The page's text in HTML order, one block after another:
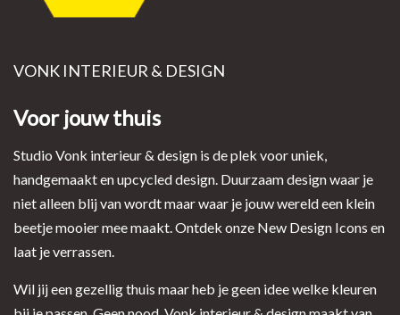
VONK INTERIEUR & DESIGN
Voor jouw thuis
Studio Vonk interieur & design is de plek voor uniek,
handgemaakt en upcycled design. Duurzaam design waar je
niet alleen blij van wordt maar waar je jouw wereld een klein
beetje mooier mee maakt. Ontdek onze New Design Icons en
laat je verrassen.
Wil jij een gezellig thuis maar heb je geen idee welke kleuren